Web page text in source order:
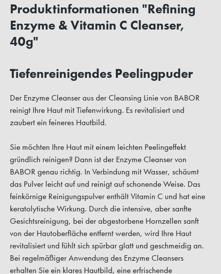
Produktinformationen "Refining
Enzyme & Vitamin C Cleanser,
40g"
Tiefenreinigendes Peelingpuder
Der Enzyme Cleanser aus der Cleansing Linie von BABOR
reinigt Ihre Haut mit Tiefenwirkung. Es revitalisiert und
zaubert ein feineres Hautbild.
Sie möchten Ihre Haut mit einem leichten Peelingeffekt
gründlich reinigen? Dann ist der Enzyme Cleanser von
BABOR genau richtig. In Verbindung mit Wasser, schäumt
das Pulver leicht auf und reinigt auf schonende Weise. Das
feinkörnige Reinigungspulver enthält Vitamin C und hat eine
keratolytische Wirkung. Durch die intensive, aber sanfte
Gesichtsreinigung, bei der abgestorbene Hornzellen sanft
von der Hautoberfläche entfernt werden, wird Ihre Haut
revitalisiert und fühlt sich spürbar glatt und geschmeidig an.
Bei regelmäßiger Anwendung des Enzyme Cleansers
erhalten Sie ein klares Hautbild, eine erfrischende